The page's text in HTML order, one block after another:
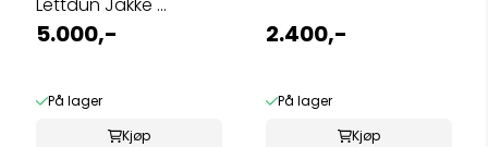
Lettdun Jakke ...
5.000,-
På lager
Kjøp
2.400,-
På lager
Kjøp